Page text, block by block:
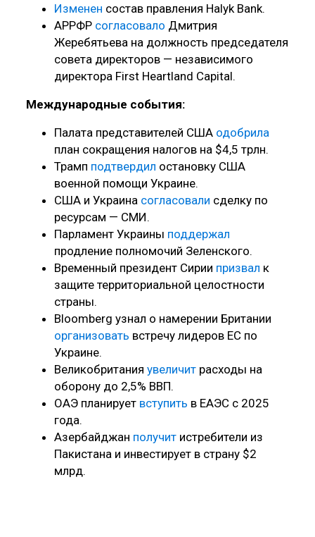
Изменен состав правления Halyk Bank.
АРРФР согласовало Дмитрия
Жеребятьева на должность председателя
совета директоров — независимого
директора First Heartland Capital.
Международные события:
Палата представителей США одобрила
план сокращения налогов на $4,5 трлн.
Трамп подтвердил остановку США
военной помощи Украине.
США и Украина согласовали сделку по
ресурсам — СМИ.
Парламент Украины поддержал
продление полномочий Зеленского.
Временный президент Сирии призвал к
защите территориальной целостности
страны.
Bloomberg узнал о намерении Британии
организовать встречу лидеров ЕС по
Украине.
Великобританияувеличит расходы на
оборону до 2,5% ВВП.
ОАЭ планирует вступить в ЕАЭС с 2025
года.
Азербайджан получит истребители из
Пакистана и инвестирует в страну $2
млрд.